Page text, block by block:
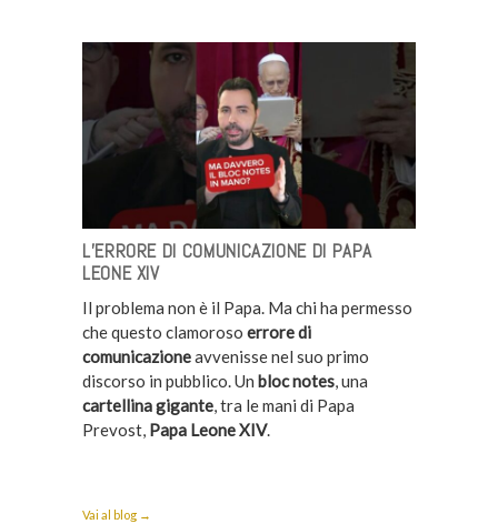
L’ERRORE DI COMUNICAZIONE DI PAPA
LEONE XIV
Il problema non è il Papa. Ma chi ha permesso
che questo clamoroso errore di
comunicazioneavvenisse nel suo primo
discorso in pubblico. Un bloc notes, una
cartellina gigante, tra le mani di Papa
Prevost, Papa Leone XIV.
Vai al blog →